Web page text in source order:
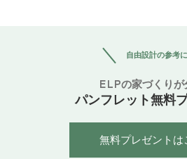
自由設計の参考に
ELPの家づくりが
パンフレット無料
無料プレゼントは